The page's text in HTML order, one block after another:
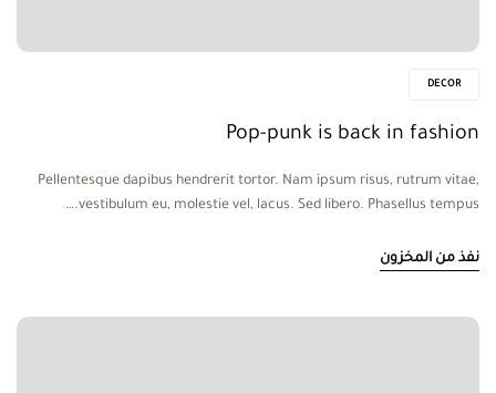
DECOR
Pop-punk is back in fashion
Pellentesque dapibus hendrerit tortor. Nam ipsum risus, rutrum vitae,
vestibulum eu, molestie vel, lacus. Sed libero. Phasellus tempus.…
نفذ من المخزون